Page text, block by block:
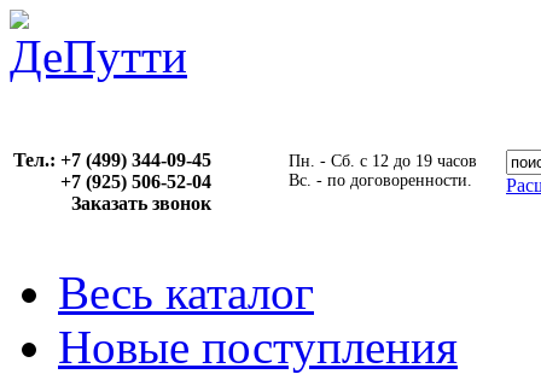
Тел.: +7 (499) 344-09-45
(925) 506-52-04
Заказать звонок
Пн. - Сб. с 12 до 19 часов
Вс. - по договоренности.
Весь каталог
Новые поступления